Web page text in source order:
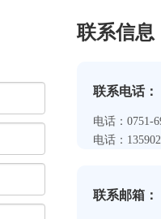
联系信息
联系电话：
电话：0751-
电话：
联系邮箱：